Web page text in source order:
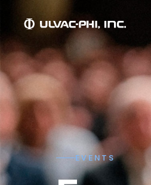
EVENTS